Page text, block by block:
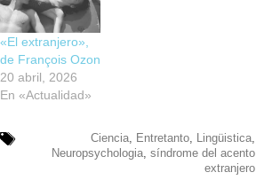
«El extranjero»,
de François Ozon
20 abril, 2026
En «Actualidad»
Ciencia, Entretanto, Lingüistica,
Neuropsychologia, síndrome del acento
extranjero